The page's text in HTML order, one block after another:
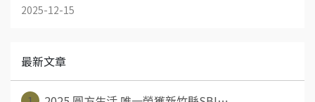
2025-12-15
最新文章